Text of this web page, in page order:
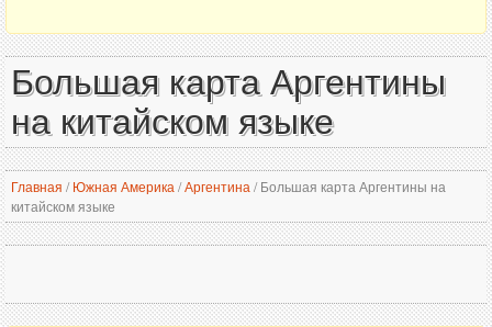
Большая карта Аргентины
на китайском языке
Главная / Южная Америка /Аргентина /Большая карта Аргентины на
китайском языке